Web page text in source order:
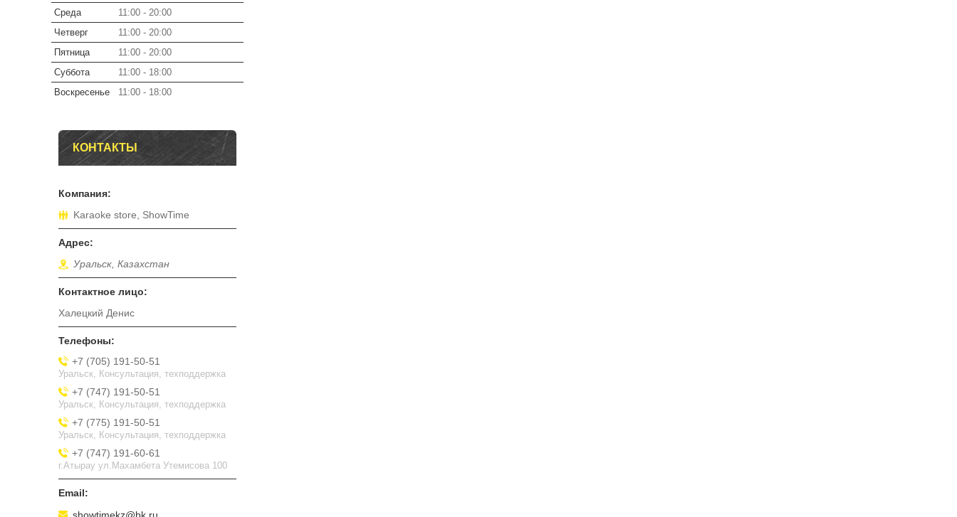
Среда
11:00
20:00
Четверг
11:00
20:00
Пятница
11:00
20:00
Суббота
11:00
18:00
Воскресенье
11:00 18:00
КОНТАКТЫ
Karaoke store, ShowTime
Уральск, Казахстан
Халецкий Денис
+7 (705) 191-50-51
Уральск, Консультация, техподдержка
+7 (747) 191-50-51
Уральск, Консультация, техподдержка
+7 (775) 191-50-51
Уральск, Консультация, техподдержка
+7 (747) 191-60-61
г.Атырау ул.Махамбета Утемисова 100
showtimekz@bk.ru